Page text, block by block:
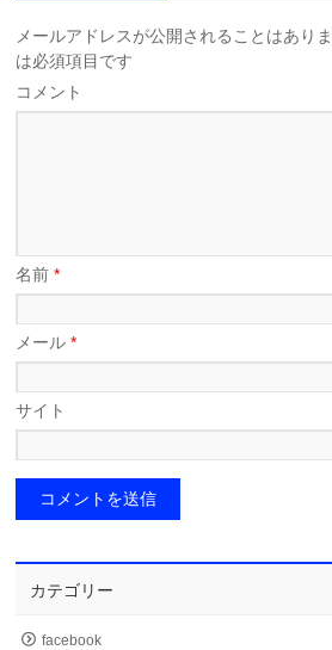
メールアドレスが公開されることはありま
は必須項目です
コメント
名前*
メール*
サイト
カテゴリー
facebook